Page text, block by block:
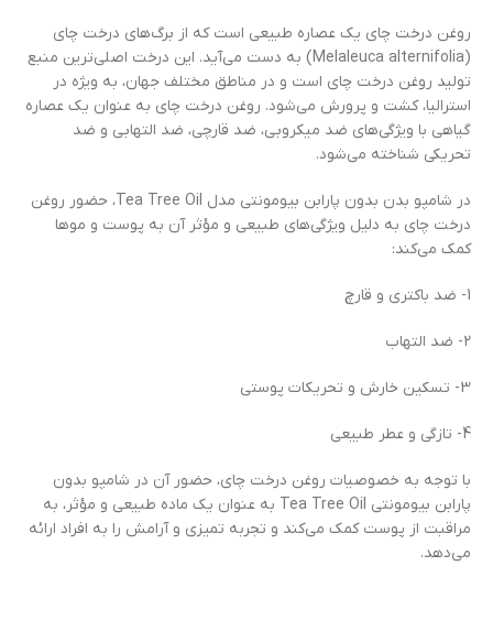
روغن درخت چای یک عصاره طبیعی است که از برگ‌های درخت چای
(Melaleuca alternifolia) به دست می‌آید. این درخت اصلی‌ترین منبع
تولید روغن درخت چای است و در مناطق مختلف جهان، به ویژه در
استرالیا، کشت و پرورش می‌شود. روغن درخت چای به عنوان یک عصاره
گیاهی با ویژگی‌های ضد میکروبی، ضد قارچی، ضد التهابی و ضد
تحریکی شناخته می‌شود.
در شامپو بدن بدون پارابن بیومونتی مدل Tea Tree Oil، حضور روغن
درخت چای به دلیل ویژگی‌های طبیعی و مؤثر آن به پوست و موها
کمک می‌کند:
1- ضد باکتری و قارچ
2- ضد التهاب
3- تسکین خارش و تحریکات پوستی
4- تازگی و عطر طبیعی
با توجه به خصوصیات روغن درخت چای، حضور آن در شامپو بدون
پارابن بیومونتی Tea Tree Oil به عنوان یک ماده طبیعی و مؤثر، به
مراقبت از پوست کمک می‌کند و تجربه تمیزی و آرامش را به افراد ارائه
می‌دهد.